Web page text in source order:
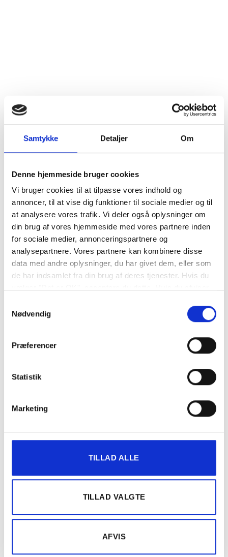
Samtykke Detaljer Om
Denne hjemmeside bruger cookies
Vi bruger cookies til at tilpasse vores indhold og
annoncer, til at vise dig funktioner til sociale medier og til
at analysere vores trafik. Vi deler også oplysninger om
din brug af vores hjemmeside med vores partnere inden
for sociale medier, annonceringspartnere og
analysepartnere. Vores partnere kan kombinere disse
data med andre oplysninger, du har givet dem, eller som
de har indsamlet fra din brug af deres tjenester. Hvis du
"indstil præferencer" for at administrere dine
Nødvendig
Præferencer
Statistik
Marketing
TILLAD ALLE
TILLAD VALGTE
AFVIS